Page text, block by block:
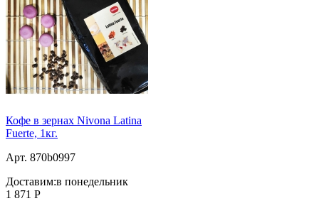
Кофе в зернах Nivona Latina
Fuerte, 1кг.
Арт. 870b0997
Доставим:в понедельник
1 871 Р